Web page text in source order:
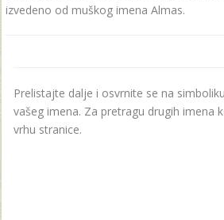
izvedeno od muškog imena Almas.
Prelistajte dalje i osvrnite se na
vašeg imena. Za pretragu drugih imena
vrhu stranice.